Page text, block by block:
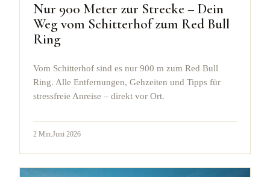
Nur 900 Meter zur Strecke – Dein
Weg vom Schitterhof zum Red Bull
Ring
Vom Schitterhof sind es nur 900 m zum Red Bull
Ring. Alle Entfernungen, Gehzeiten und Tipps für
stressfreie Anreise – direkt vor Ort.
2 Min.Juni 2026